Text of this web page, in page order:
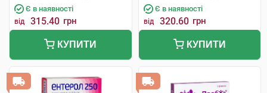
Є в наявності
від 315.40 грн
КУПИТИ
Є в наявності
від 320.60 грн
КУПИТИ